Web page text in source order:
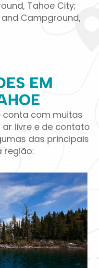
Tahoe City;
and Campground,
EM
conta com muitas
livre e de contato
das principais
região: